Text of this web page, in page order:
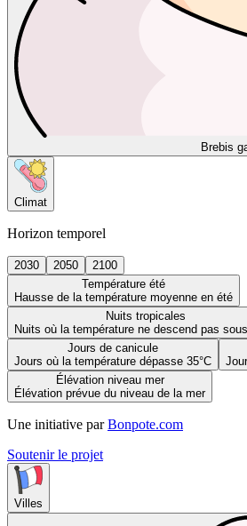
Brebis
Climat
Horizon temporel
2030 2050
2100
Température été
Hausse de la température moyenne en été
Nuits tropicales
Nuits où la température ne descend pas
Jours de canicule
Jours où la température dépasse 35°C
Élévation niveau mer
Élévation prévue du niveau de la mer
Une initiative par Bonpote.com
Soutenir le projet
Villes